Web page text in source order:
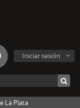
Iniciar sesión
La Plata